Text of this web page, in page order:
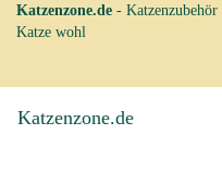
SkipKatzenzone.de -
Katze wohl
Katzenzone.de